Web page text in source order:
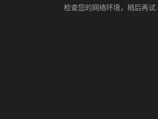
检查您的网络环境，稍后再试...